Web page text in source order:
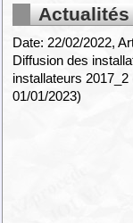
Actualités
Date: 22/02/2022,
Diffusion des
installateurs
01/01/2023)